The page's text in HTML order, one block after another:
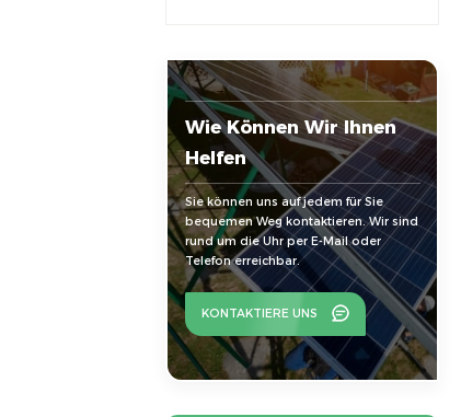
Wie Können Wir Ihnen
Helfen
Sie können uns auf jedem für Sie
bequemen Weg kontaktieren. Wir sind
rund um die Uhr per E-Mail oder
Telefon erreichbar.
KONTAKTIERE UNS